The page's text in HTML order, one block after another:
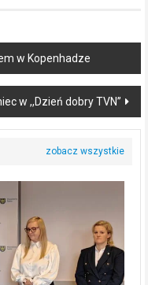
w Kopenhadze
w ,,Dzień dobry TVN’’